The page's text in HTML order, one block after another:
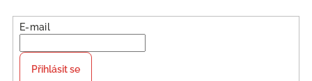
E-mail
Přihlásit se